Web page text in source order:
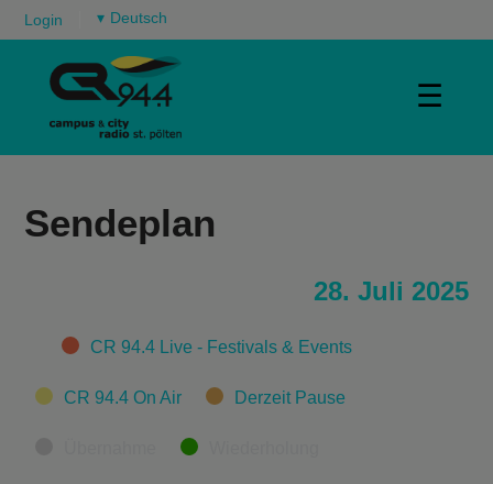
Login ▾
☰
Sendeplan
28. Juli 2025
CategoriesCR 94.4 Live - Festivals & Events
CR 94.4 On Air Derzeit Pause